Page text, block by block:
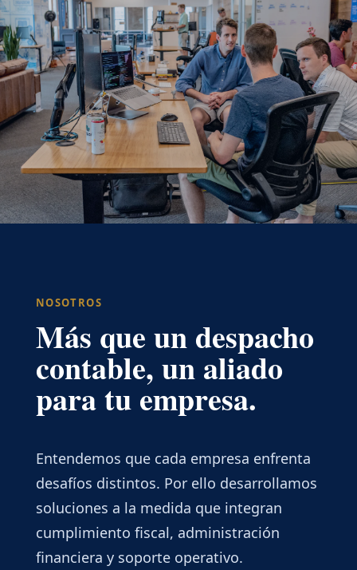
NOSOTROS
Más que un despacho
contable, un aliado
para tu empresa.
Entendemos que cada empresa enfrenta
desafíos distintos. Por ello desarrollamos
soluciones a la medida que integran
cumplimiento fiscal, administración
financiera y soporte operativo.